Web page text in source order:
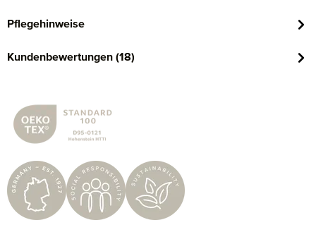
Pflegehinweise
Kundenbewertungen (18)